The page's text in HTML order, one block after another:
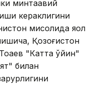
минтақавий
кераклигини
мисолида яққол
Қозоғистон
"Катта ўйин"
билан